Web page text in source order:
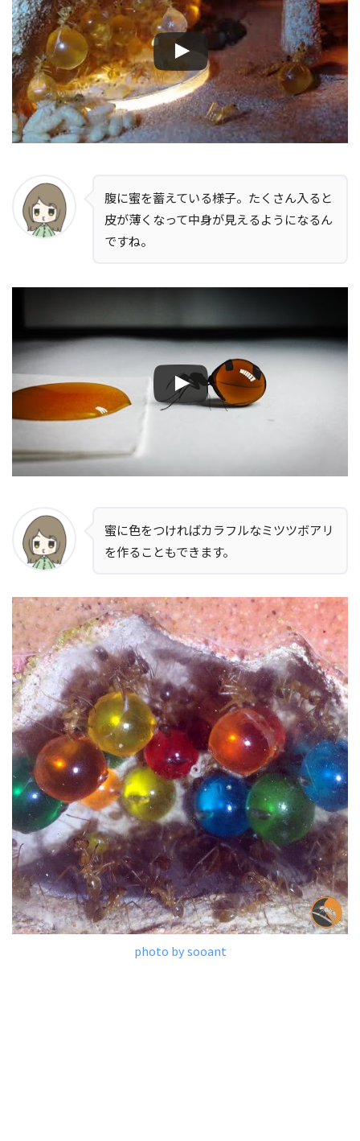
腹に蜜を蓄えている様子。たくさん入ると
皮が薄くなって中身が見えるようになるん
ですね。
蜜に色をつければカラフルなミツツボアリ
を作ることもできます。
photo by sooant